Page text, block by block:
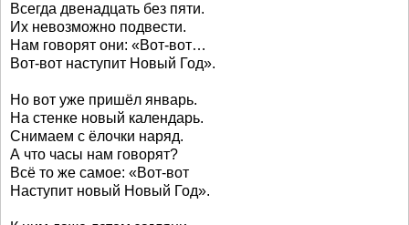
Всегда двенадцать без пяти.
Их невозможно подвести.
Нам говорят они: «Вот-вот…
Вот-вот наступит Новый Год».
Но вот уже пришёл январь.
На стенке новый календарь.
Снимаем с ёлочки наряд.
А что часы нам говорят?
Всё то же самое: «Вот-вот
Наступит новый Новый Год».